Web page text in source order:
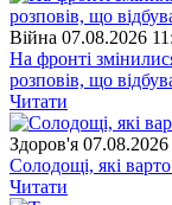
Війна 07.08.2026
На фронті
розповів, що
Читати
Здоров'я
Солодощі, які
Читати